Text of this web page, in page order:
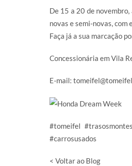
De 15 a 20 de
novas e semi-novas,
Faça já a sua marcação
Concessionária em Vila
E-mail:
#tomeifel #trasosmontes
#carrosusados
< Voltar ao Blog